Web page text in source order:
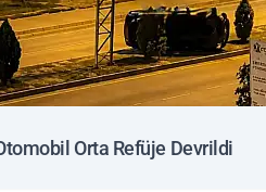
Orta Refüje Devrildi